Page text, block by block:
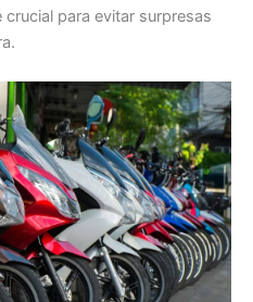
para evitar surpresas